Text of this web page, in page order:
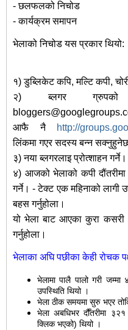
- छलफलको निचोड
- कार्यक्रम समापन
भेलाको निचोड यस प्रकार थियो:
१) डुब्लिकेट कपि, मल्टि कपी,
२) ब्लगर
आफै नै
http://
लिंकमा गएर सदस्य बन्न
३) नया ब्लगरलाइ प्रोत्शाहन गर्ने।
४) आजको भेलाको कपी दौंतरीमा
गर्ने। - टेक्ट एक महिनाको
बहस गर्नुहोला।
यो भेला बाट आएका कुरा
गर्नुहोला।
भेलाका अघि पछीका केही रोचक
भेलामा पालै पालो गरी
उपस्थिति थियो ।
भेला ठीक समयमा सुरु भएर
भेला अबधिभर दौँतरीमा
क्लिक भएको) थियो ।